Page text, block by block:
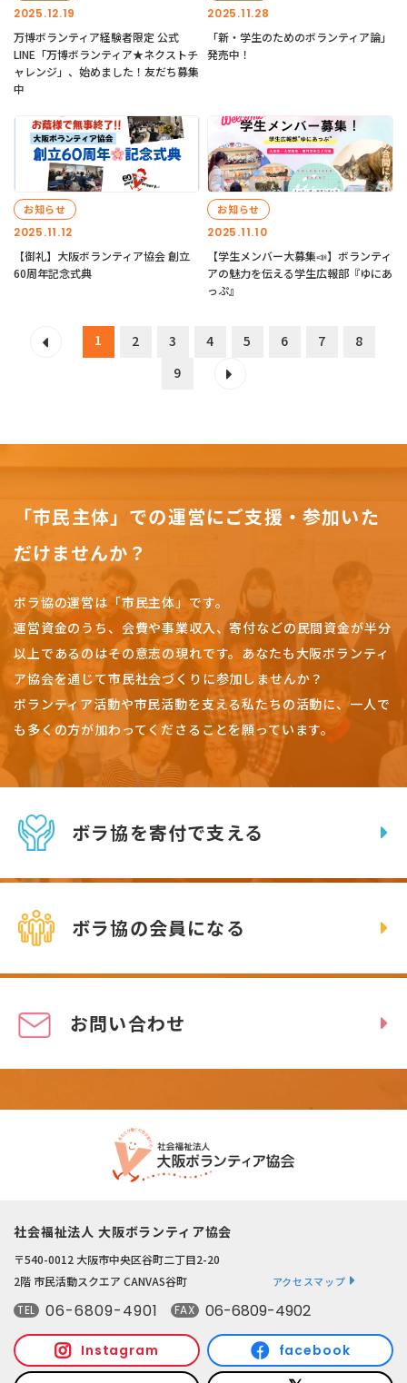
2025.12.19
万博ボランティア経験者限定 公式
LINE「万博ボランティア★ネクストチ
ャレンジ」、始めました！友だち募集
中
2025.11.28
「新・学生のためのボランティア論」
発売中！
2025.11.12
お知らせ
【御礼】大阪ボランティア協会 創立
60周年記念式典
2025.11.10
お知らせ
【学生メンバー大募集📣】ボランティ
アの魅力を伝える学生広報部『ゆにあ
っぷ』
1 2 3 4 5 6 7
8
9
「市民主体」での運営にご支援・参加いた
だけませんか？
ボラ協の運営は「市民主体」です。
運営資金のうち、会費や事業収入、寄付などの民間資金が半分
以上であるのはその意志の現れです。 あなたも大阪ボランティ
ア協会を通じて市民社会づくりに参加しませんか？
ボランティア活動や市民活動を支える私たちの活動に、一人で
も多くの方が加わってくださることを願っています。
ボラ協を寄付で支える
ボラ協の会員になる
お問い合わせ
社会福祉法人 大阪ボランティア協会
〒540-0012 大阪市中央区谷町二丁目2-20
2階 市民活動スクエア CANVAS谷町
アクセスマップ
TEL 06-6809-4901 FAX 06-6809-4902
Instagram facebook